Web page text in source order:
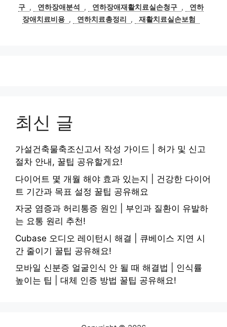
구 , 연하장애분석 , 연하장애재활치료실손청구 ,
연하
장애치료비용 , 연하치료총정리 , 재활치료실손보험
최신 글
가설건축물축조신고서 작성 가이드 | 허가 및 신고
절차 안내, 꿀팁 공유할게요!
다이어트 몇 개월 해야 효과 있는지 | 건강한 다이어
트 기간과 목표 설정 꿀팁 공유해요
자궁 염증과 허리통증 원인 | 부인과 질환이 유발하
는 요통 원리 추천!
Cubase 오디오 레이턴시 해결 | 큐베이스 지연 시
간 줄이기 꿀팁 공유해요!
모바일 신분증 얼굴인식 안 될 때 해결법 | 인식률
높이는 팁 | 대체 인증 방법 꿀팁 공유해요!